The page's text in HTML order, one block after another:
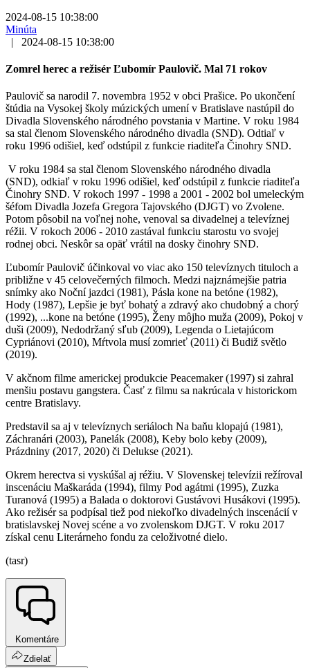
2024-08-15 10:38:00
Minúta
|
2024-08-15 10:38:00
Zomrel herec a režisér Ľubomír Paulovič. Mal 71 rokov
Paulovič sa narodil 7. novembra 1952 v obci Prašice. Po ukončení
štúdia na Vysokej školy múzických umení v Bratislave nastúpil do
Divadla Slovenského národného povstania v Martine. V roku 1984
sa stal členom Slovenského národného divadla (SND). Odtiaľ v
roku 1996 odišiel, keď odstúpil z funkcie riaditeľa Činohry SND.
V roku 1984 sa stal členom Slovenského národného divadla
(SND), odkiaľ v roku 1996 odišiel, keď odstúpil z funkcie riaditeľa
Činohry SND. V rokoch 1997 - 1998 a 2001 - 2002 bol umeleckým
šéfom Divadla Jozefa Gregora Tajovského (DJGT) vo Zvolene.
Potom pôsobil na voľnej nohe, venoval sa divadelnej a televíznej
réžii. V rokoch 2006 - 2010 zastával funkciu starostu vo svojej
rodnej obci. Neskôr sa opäť vrátil na dosky činohry SND.
Ľubomír Paulovič účinkoval vo viac ako 150 televíznych tituloch a
približne v 45 celovečerných filmoch. Medzi najznámejšie patria
snímky ako Noční jazdci (1981), Pásla kone na betóne (1982),
Hody (1987), Lepšie je byť bohatý a zdravý ako chudobný a chorý
(1992), ...kone na betóne (1995), Ženy môjho muža (2009), Pokoj v
duši (2009), Nedodržaný sľub (2009), Legenda o Lietajúcom
Cypriánovi (2010), Mŕtvola musí zomrieť (2011) či Budiž světlo
(2019).
V akčnom filme americkej produkcie Peacemaker (1997) si zahral
menšiu postavu gangstera. Časť z filmu sa nakrúcala v historickom
centre Bratislavy.
Predstavil sa aj v televíznych seriáloch Na baňu klopajú (1981),
Záchranári (2003), Panelák (2008), Keby bolo keby (2009),
Prázdniny (2017, 2020) či Delukse (2021).
Okrem herectva si vyskúšal aj réžiu. V Slovenskej televízii režíroval
inscenáciu Maškaráda (1994), filmy Pod agátmi (1995), Zuzka
Turanová (1995) a Balada o doktorovi Gustávovi Husákovi (1995).
Ako režisér sa podpísal tiež pod niekoľko divadelných inscenácií v
bratislavskej Novej scéne a vo zvolenskom DJGT. V roku 2017
získal cenu Literárneho fondu za celoživotné dielo.
(tasr)
Komentáre
Zdielať